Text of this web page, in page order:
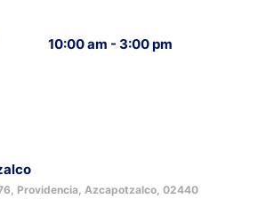
10:00 am - 3:00 pm
Providencia, Azcapotzalco, 02440